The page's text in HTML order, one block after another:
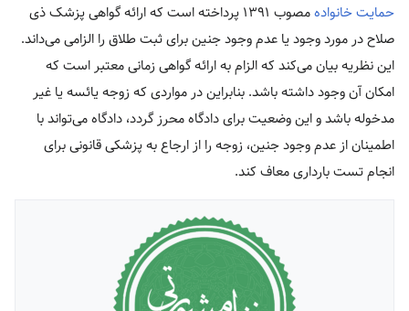
حمایت خانواده
مصوب ۱۳۹۱ پرداخته است که ارائه گواهی پزشک ذی
صلاح در مورد وجود یا عدم وجود جنین برای ثبت طلاق را الزامی می‌داند.
این نظریه بیان می‌کند که الزام به ارائه گواهی زمانی معتبر است که
امکان آن وجود داشته باشد. بنابراین در مواردی که زوجه یائسه یا غیر
مدخوله باشد و این وضعیت برای دادگاه محرز گردد، دادگاه می‌تواند با
اطمینان از عدم وجود جنین، زوجه را از ارجاع به پزشکی قانونی برای
انجام تست بارداری معاف کند.